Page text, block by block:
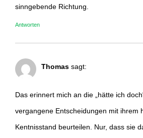
sinngebende Richtung.
Antworten
Thomas sagt:
Das erinnert mich an die „hätte ich
vergangene Entscheidungen mit ihrem
Kentnisstand beurteilen. Nur, dass sie